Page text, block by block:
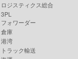
ロジスティクス総合
3PL
フォワーダー
倉庫
港湾
トラック輸送